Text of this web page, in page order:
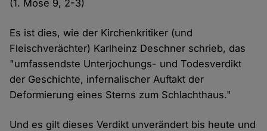
(1. Mose 9, 2-3)
Es ist dies, wie der Kirchenkritiker (und
Fleischverächter) Karlheinz Deschner schrieb, das
"umfassendste Unterjochungs- und Todesverdikt
der Geschichte, infernalischer Auftakt der
Deformierung eines Sterns zum Schlachthaus."
Und es gilt dieses Verdikt unverändert bis heute und